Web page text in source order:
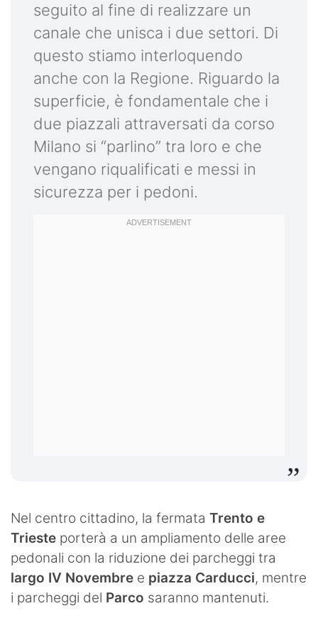
seguito al fine di realizzare un
canale che unisca i due settori. Di
questo stiamo interloquendo
anche con la Regione. Riguardo la
superficie, è fondamentale che i
due piazzali attraversati da corso
Milano si “parlino” tra loro e che
vengano riqualificati e messi in
sicurezza per i pedoni.
Nel centro cittadino, la fermata Trento e
Trieste porterà a un ampliamento delle aree
pedonali con la riduzione dei parcheggi tra
largo IV Novembre e piazza Carducci, mentre
i parcheggi del Parco saranno mantenuti.